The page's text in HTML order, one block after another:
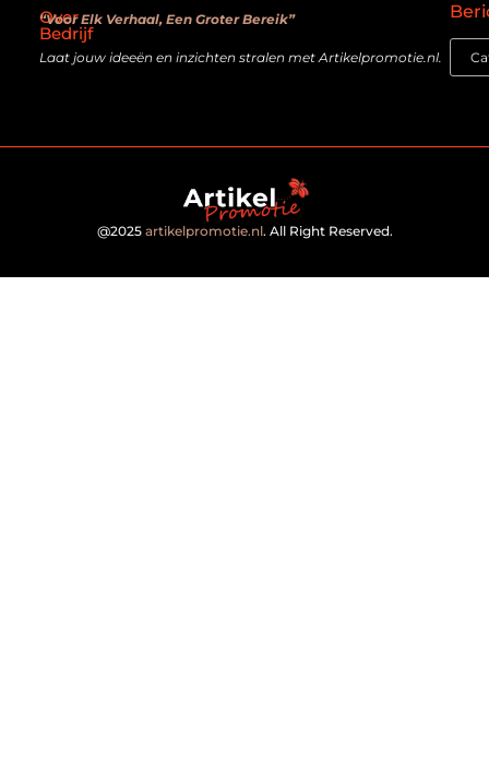
Over
Bedrijf
“Voor Elk Verhaal, Een Groter Bereik”
Laat jouw ideeën en inzichten stralen met Artikelpromotie.nl.
@2025 artikelpromotie.nl. All Right Reserved.